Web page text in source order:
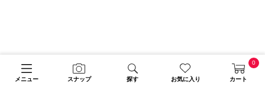
メニュー スナップ 探す お気に入り カート
0